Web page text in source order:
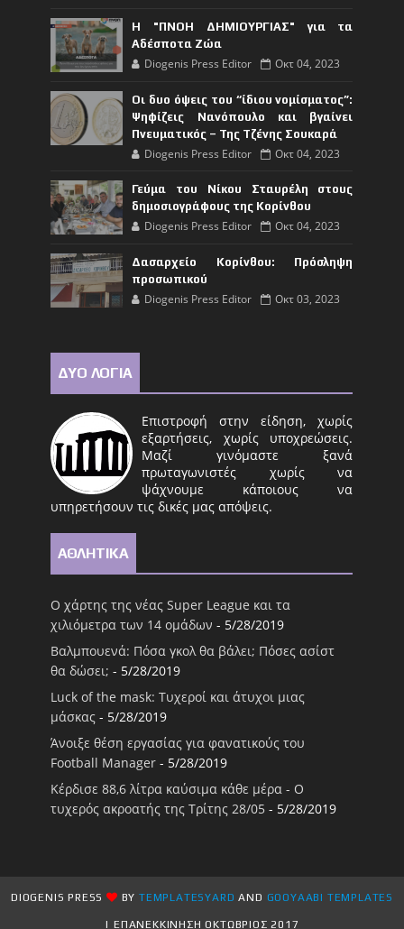
Η "ΠΝΟΗ ΔΗΜΙΟΥΡΓΙΑΣ" για τα
Αδέσποτα Ζώα
Diogenis Press Editor Οκτ 04, 2023
Οι δυο όψεις του “ίδιου νομίσματος”:
Ψηφίζεις Νανόπουλο και βγαίνει
Πνευματικός – Της Τζένης Σουκαρά
Diogenis Press Editor Οκτ 04, 2023
Γεύμα του Νίκου Σταυρέλη στους
δημοσιογράφους της Κορίνθου
Diogenis Press Editor Οκτ 04, 2023
Δασαρχείο Κορίνθου: Πρόσληψη
προσωπικού
Diogenis Press Editor Οκτ 03, 2023
ΔΥΟ ΛΟΓΙΑ
Επιστροφή στην είδηση, χωρίς
εξαρτήσεις, χωρίς υποχρεώσεις.
Μαζί γινόμαστε ξανά
πρωταγωνιστές χωρίς να
ψάχνουμε κάποιους να
υπηρετήσουν τις δικές μας απόψεις.
ΑΘΛΗΤΙΚΑ
Ο χάρτης της νέας Super League και τα
χιλιόμετρα των 14 ομάδων - 5/28/2019
Βαλμπουενά: Πόσα γκολ θα βάλει; Πόσες ασίστ
θα δώσει; - 5/28/2019
Luck of the mask: Τυχεροί και άτυχοι μιας
μάσκας - 5/28/2019
Άνοιξε θέση εργασίας για φανατικούς του
Football Μanager - 5/28/2019
Κέρδισε 88,6 λίτρα καύσιμα κάθε μέρα - Ο
τυχερός ακροατής της Τρίτης 28/05 - 5/28/2019
DIOGENIS PRESS BYTEMPLATESYARD AND GOOYAABI TEMPLATES
| ΕΠΑΝΕΚΚΙΝΗΣΗ ΟΚΤΩΒΡΙΟΣ 2017